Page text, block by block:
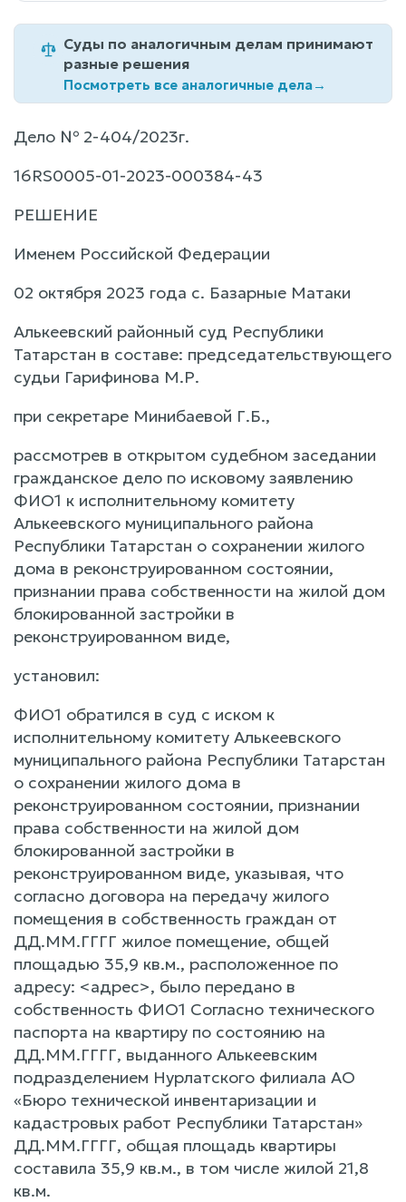
Суды по аналогичным делам принимают
разные решения
Посмотреть все аналогичные дела→
Дело № 2-404/2023г.
16RS0005-01-2023-000384-43
РЕШЕНИЕ
Именем Российской Федерации
02 октября 2023 года с. Базарные Матаки
Алькеевский районный суд Республики
Татарстан в составе: председательствующего
судьи Гарифинова М.Р.
при секретаре Минибаевой Г.Б.,
рассмотрев в открытом судебном заседании
гражданское дело по исковому заявлению
ФИО1 к исполнительному комитету
Алькеевского муниципального района
Республики Татарстан о сохранении жилого
дома в реконструированном состоянии,
признании права собственности на жилой дом
блокированной застройки в
реконструированном виде,
установил:
ФИО1 обратился в суд с иском к
исполнительному комитету Алькеевского
муниципального района Республики Татарстан
о сохранении жилого дома в
реконструированном состоянии, признании
права собственности на жилой дом
блокированной застройки в
реконструированном виде, указывая, что
согласно договора на передачу жилого
помещения в собственность граждан от
ДД.ММ.ГГГГ жилое помещение, общей
площадью 35,9 кв.м., расположенное по
адресу: <адрес>, было передано в
собственность ФИО1 Согласно технического
паспорта на квартиру по состоянию на
ДД.ММ.ГГГГ, выданного Алькеевским
подразделением Нурлатского филиала АО
«Бюро технической инвентаризации и
кадастровых работ Республики Татарстан»
ДД.ММ.ГГГГ, общая площадь квартиры
составила 35,9 кв.м., в том числе жилой 21,8
кв.м.